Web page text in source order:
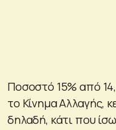
Ποσοστό 15% από
το Κίνημα Αλλαγής,
δηλαδή, κάτι που